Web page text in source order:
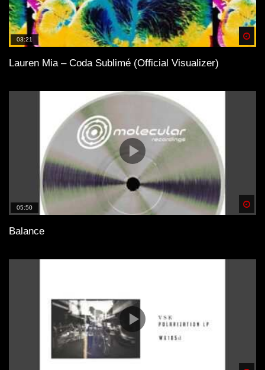
03:21
Lauren Mia – Coda Sublimé (Official Visualizer)
05:50
Balance